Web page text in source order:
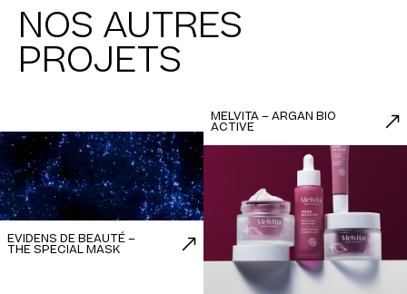
NOS AUTRES
PROJETS
EVIDENS DE BEAUTÉ –
THE SPECIAL MASK
MELVITA – ARGAN BIO
ACTIVE